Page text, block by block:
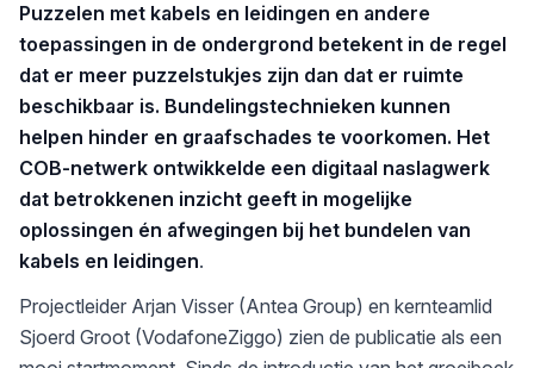
Puzzelen met kabels en leidingen en andere
toepassingen in de ondergrond betekent in de regel
dat er meer puzzelstukjes zijn dan dat er ruimte
beschikbaar is. Bundelingstechnieken kunnen
helpen hinder en graafschades te voorkomen. Het
COB-netwerk ontwikkelde een digitaal naslagwerk
dat betrokkenen inzicht geeft in mogelijke
oplossingen én afwegingen bij het bundelen van
kabels en leidingen.
Projectleider Arjan Visser (Antea Group) en kernteamlid
Sjoerd Groot (VodafoneZiggo) zien de publicatie als een